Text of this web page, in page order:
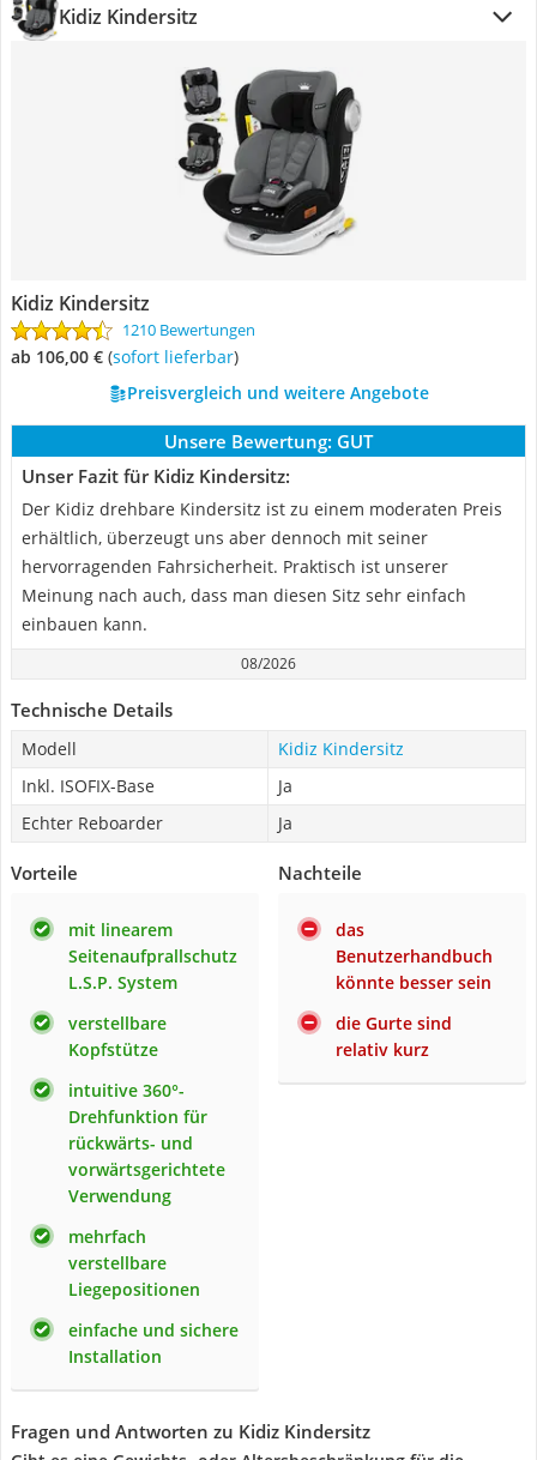
Kidiz Kindersitz
Kidiz Kindersitz
1210 Bewertungen
ab 106,00 € ( Sofort lieferbar)
Preisvergleich und weitere Angebote
Unsere Bewertung: GUT
Unser Fazit für Kidiz Kindersitz:
Der Kidiz drehbare Kindersitz ist zu einem moderaten Preis
erhältlich, überzeugt uns aber dennoch mit seiner
hervorragenden Fahrsicherheit. Praktisch ist unserer
Meinung nach auch, dass man diesen Sitz sehr einfach
einbauen kann.
08/2026
Technische Details
Modell
Kidiz Kindersitz
Inkl. ISOFIX-Base
Ja
Echter Reboarder
Ja
Vorteile
mit linearem
Seitenaufprallschutz
L.S.P. System
verstellbare
Kopfstütze
intuitive 360°-
Drehfunktion für
rückwärts- und
vorwärtsgerichtete
Verwendung
mehrfach
verstellbare
Liegepositionen
einfache und sichere
Installation
Nachteile
das
Benutzerhandbuch
könnte besser sein
die Gurte sind
relativ kurz
Fragen und Antworten zu Kidiz Kindersitz